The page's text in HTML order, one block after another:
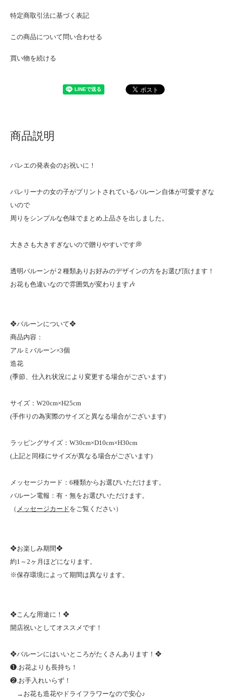
特定商取引法に基づく表記
この商品について問い合わせる
買い物を続ける
商品説明
バレエの発表会のお祝いに！
バレリーナの女の子がプリントされているバルーン自体が可愛すぎな
いので
周りをシンプルな色味でまとめ上品さを出しました。
大きさも大きすぎないので贈りやすいです💭
透明バルーンが２種類ありお好みのデザインの方をお選び頂けます！
お花も色違いなので雰囲気が変わります🎶
❖バルーンについて❖
商品内容：
アルミバルーン×3個
造花
(季節、仕入れ状況により変更する場合がございます)
サイズ：W20cm×H25cm
(手作りの為実際のサイズと異なる場合がございます)
ラッピングサイズ：W30cm×D10cm×H30cm
(上記と同様にサイズが異なる場合がございます)
メッセージカード：6種類からお選びいただけます。
バルーン電報：有・無をお選びいただけます。
（ メッセージカードをご覧ください）
❖お楽しみ期間❖
約1～2ヶ月ほどになります。
※保存環境によって期間は異なります。
❖こんな用途に！❖
開店祝いとしてオススメです！
❖バルーンにはいいところがたくさんあります！❖
❶.お花よりも長持ち！
❷.お手入れいらず！
→お花も造花やドライフラワーなので安心♪